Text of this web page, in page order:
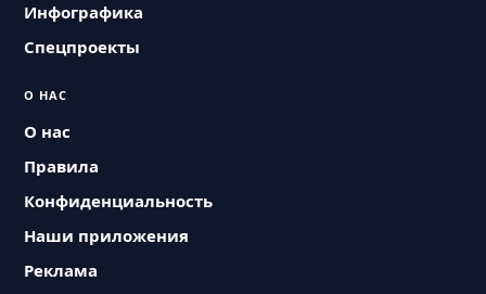
Инфографика
Спецпроекты
О НАС
О нас
Правила
Конфиденциальность
Наши приложения
Реклама